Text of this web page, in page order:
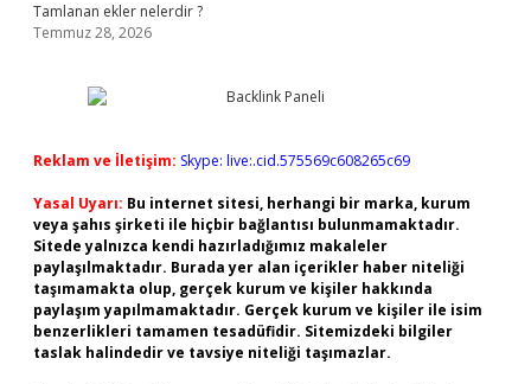
Tamlanan ekler nelerdir ?
Temmuz 28, 2026
Reklam ve İletişim: Skype: live:.cid.575569c608265c69
Yasal Uyarı: Bu internet sitesi, herhangi bir marka, kurum
veya şahıs şirketi ile hiçbir bağlantısı bulunmamaktadır.
Sitede yalnızca kendi hazırladığımız makaleler
paylaşılmaktadır. Burada yer alan içerikler haber niteliği
taşımamakta olup, gerçek kurum ve kişiler hakkında
paylaşım yapılmamaktadır. Gerçek kurum ve kişiler ile isim
benzerlikleri tamamen tesadüfidir. Sitemizdeki bilgiler
taslak halindedir ve tavsiye niteliği taşımazlar.